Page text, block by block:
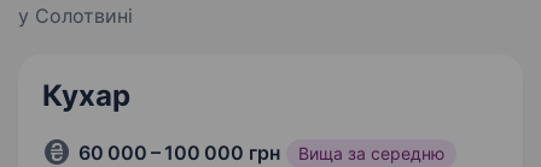
у Солотвині
Кухар
60 000 – 100 000 грн Вища за середню